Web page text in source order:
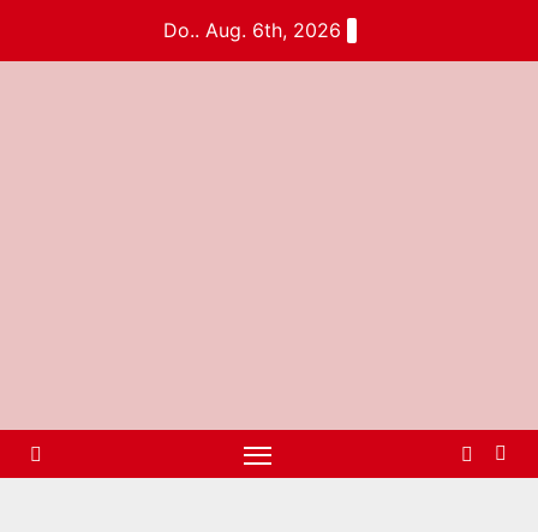
Do.. Aug. 6th, 2026